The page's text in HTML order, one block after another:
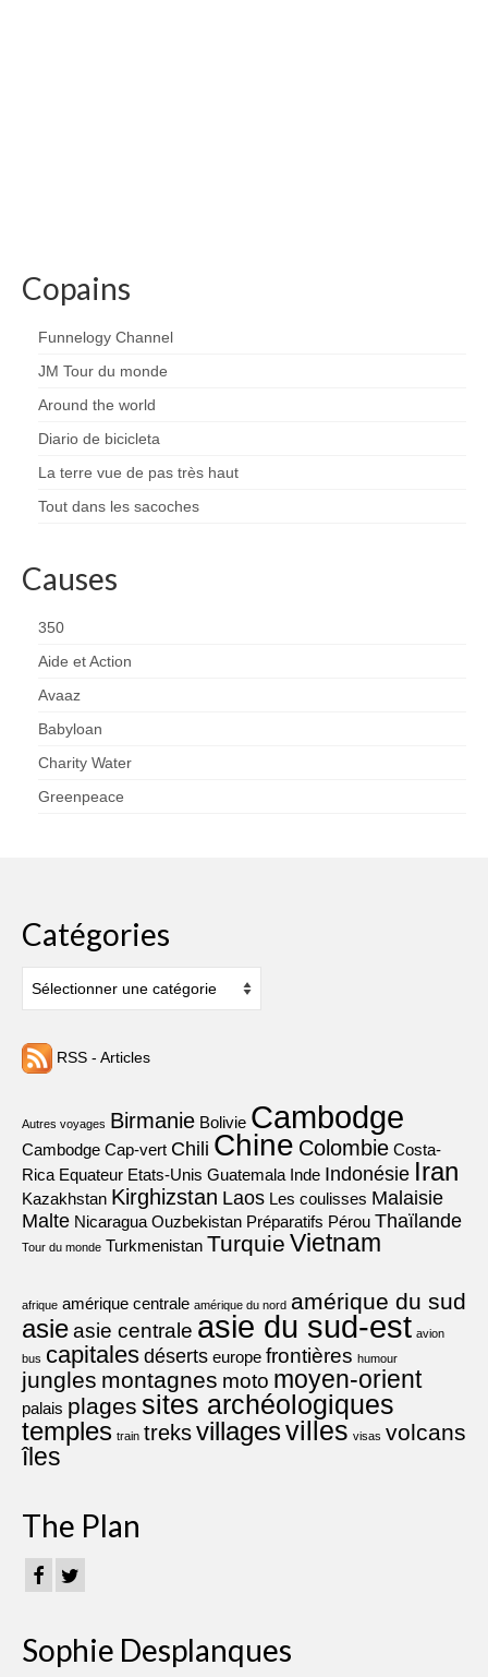
Copains
Funnelogy Channel
JM Tour du monde
Around the world
Diario de bicicleta
La terre vue de pas très haut
Tout dans les sacoches
Causes
350
Aide et Action
Avaaz
Babyloan
Charity Water
Greenpeace
Catégories
RSS - Articles
Autres voyages Birmanie Bolivie Cambodge
Cambodge Cap-vert Chili Chine Colombie Costa-
Rica Equateur Etats-Unis Guatemala Inde Indonésie Iran
Kazakhstan Kirghizstan Laos Les coulisses Malaisie
Malte Nicaragua Ouzbekistan Préparatifs Pérou Thaïlande
Tour du monde Turkmenistan Turquie Vietnam
afrique amérique centrale amérique du nord amérique du sud
asieasie centrale asie du sud-est avion
bus capitales déserts europe frontières humour
jungles montagnes moto moyen-orient
palais plages sites archéologiques
temples train treksvillagesvilles visas volcans
îles
The Plan
Sophie Desplanques